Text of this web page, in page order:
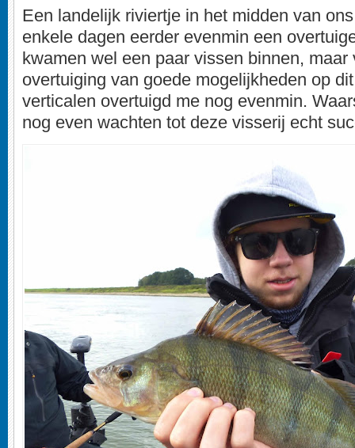
Een landelijk riviertje in het midden van
enkele dagen eerder evenmin een
kwamen wel een paar vissen binnen, maar
overtuiging van goede mogelijkheden op
verticalen overtuigd me nog evenmin.
nog even wachten tot deze visserij echt